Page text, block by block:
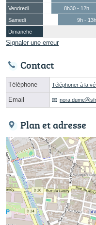
Vendredi
8h30 - 12h
Samedi
9h - 13h
Dimanche
Signaler une erreur
Contact
Téléphone Téléphoner à la
Email
Plan et adresse